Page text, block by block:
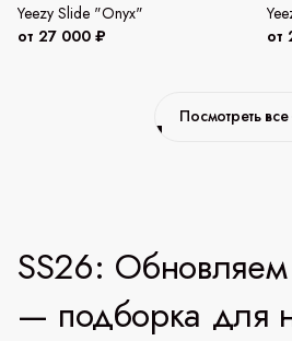
Yeezy Slide "Onyx"
от 27 000 ₽
от
Посмотреть все
SS26:
— подборка для